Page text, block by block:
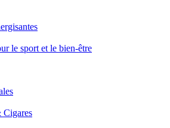
le sport et le bien-être